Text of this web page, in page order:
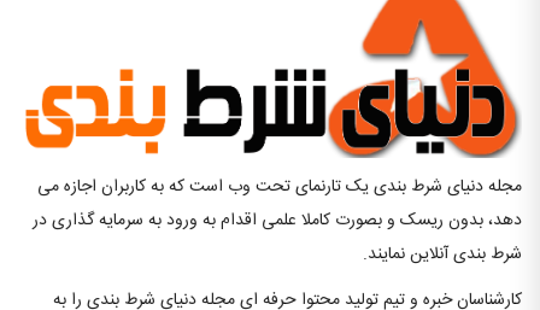
مجله دنیای شرط بندی یک تارنمای تحت وب است که به کاربران اجازه می
دهد، بدون ریسک و بصورت کاملا علمی اقدام به ورود به سرمایه گذاری در
شرط بندی آنلاین نمایند.
کارشناسان خبره و تیم تولید محتوا حرفه ای مجله دنیای شرط بندی را به